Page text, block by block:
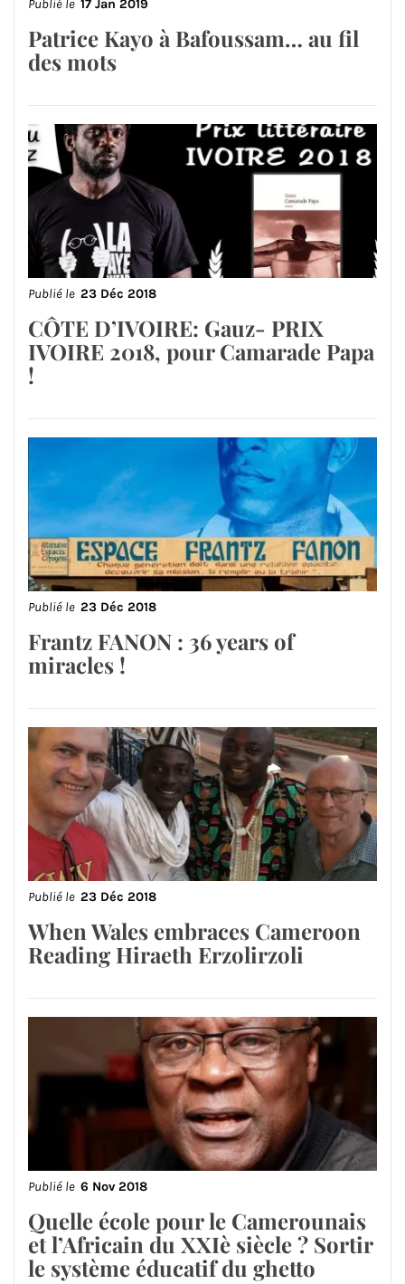
Publié le 17 Jan 2019
Patrice Kayo à Bafoussam… au fil
des mots
Publié le 23 Déc 2018
CÔTE D’IVOIRE: Gauz- PRIX
IVOIRE 2018, pour Camarade Papa
!
Publié le 23 Déc 2018
Frantz FANON : 36 years of
miracles !
Publié le 23 Déc 2018
When Wales embraces Cameroon
Reading Hiraeth Erzolirzoli
Publié le 6 Nov 2018
Quelle école pour le Camerounais
et l’Africain du XXIè siècle ? Sortir
le système éducatif du ghetto